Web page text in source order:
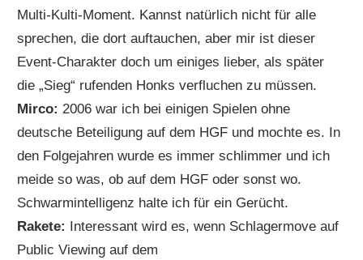
Multi-Kulti-Moment. Kannst natürlich nicht für alle
sprechen, die dort auftauchen, aber mir ist dieser
Event-Charakter doch um einiges lieber, als später
die „Sieg“ rufenden Honks verfluchen zu müssen.
Mirco: 2006 war ich bei einigen Spielen ohne
deutsche Beteiligung auf dem HGF und mochte es. In
den Folgejahren wurde es immer schlimmer und ich
meide so was, ob auf dem HGF oder sonst wo.
Schwarmintelligenz halte ich für ein Gerücht.
Rakete: Interessant wird es, wenn Schlagermove auf
Public Viewing auf dem